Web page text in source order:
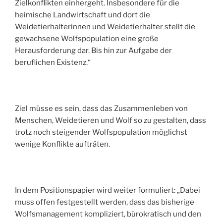
Zielkonflikten einhergeht. Insbesondere für die
heimische Landwirtschaft und dort die
Weidetierhalterinnen und Weidetierhalter stellt die
gewachsene Wolfspopulation eine große
Herausforderung dar. Bis hin zur Aufgabe der
beruflichen Existenz.“
Ziel müsse es sein, dass das Zusammenleben von
Menschen, Weidetieren und Wolf so zu gestalten, dass
trotz noch steigender Wolfspopulation möglichst
wenige Konflikte aufträten.
In dem Positionspapier wird weiter formuliert: „Dabei
muss offen festgestellt werden, dass das bisherige
Wolfsmanagement kompliziert, bürokratisch und den